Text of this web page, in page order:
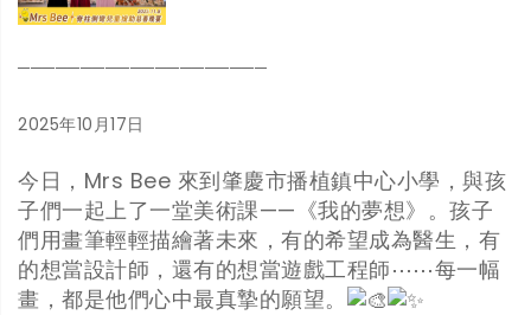
────────────────────
2025年10月17日
今日，Mrs Bee 來到肇慶市播植鎮中心小學，與孩
子們一起上了一堂美術課——《我的夢想》。孩子
們用畫筆輕輕描繪著未來，有的希望成為醫生，有
的想當設計師，還有的想當遊戲工程師⋯⋯每一幅
畫，都是他們心中最真摯的願望。